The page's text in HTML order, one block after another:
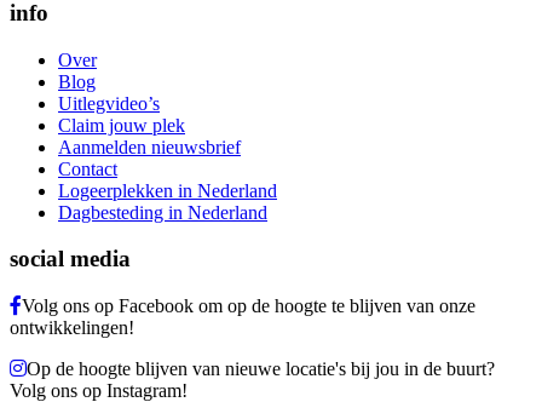
info
Over
Blog
Uitlegvideo’s
Claim jouw plek
Aanmelden nieuwsbrief
Contact
Logeerplekken in Nederland
Dagbesteding in Nederland
social media
Volg ons op Facebook om op de hoogte te blijven van onze
ontwikkelingen!
Op de hoogte blijven van nieuwe locatie's bij jou in de buurt?
Volg ons op Instagram!